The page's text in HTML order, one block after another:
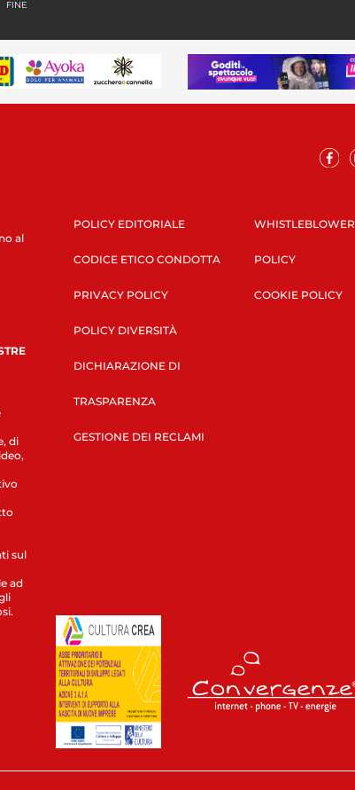
FINE
al
di
sul
ad
POLICY EDITORIALE
CODICE ETICO CONDOTTA
PRIVACY POLICY
POLICY DIVERSITÀ
DICHIARAZIONE DI
TRASPARENZA
GESTIONE DEI RECLAMI
WHISTLEBLOWER
POLICY
COOKIE POLICY